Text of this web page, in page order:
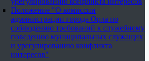
Положение "О комиссии
администрации города Орла по
соблюдению требований к служебному
поведению муниципальных служащих
и урегулированию конфликта
интересов"